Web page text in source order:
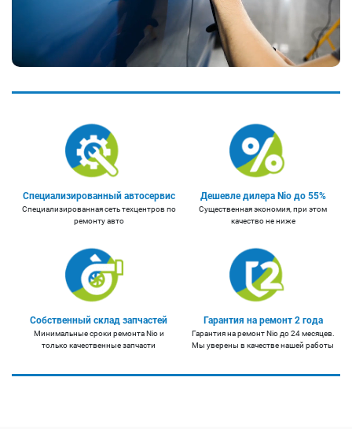
Специализированный автосервис
Специализированная сеть техцентров по
ремонту авто
Дешевле дилера Nio до 55%
Существенная экономия, при этом
качество не ниже
Собственный склад запчастей
Минимальные сроки ремонта Nio и
только качественные запчасти
Гарантия на ремонт 2 года
Гарантия на ремонт Nio до 24 месяцев.
Мы уверены в качестве нашей работы